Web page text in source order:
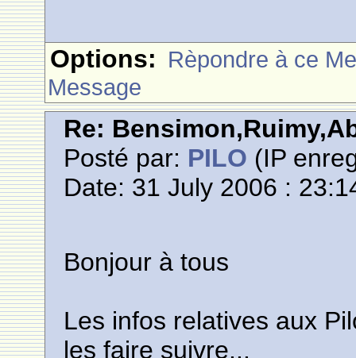
Options: Rèpondre à ce
Message
Re:
Posté par: PILO (IP
Date: 31 July 2006 :
Bonjour à tous
Les infos relatives aux
les faire suivre...